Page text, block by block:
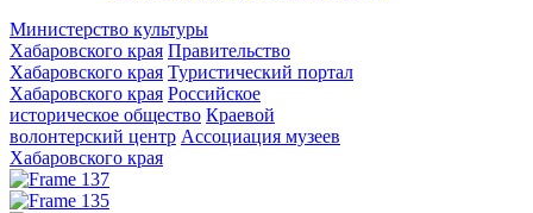
Министерство культуры
Хабаровского края Правительство
Хабаровского края Туристический портал
Хабаровского края Российское
историческое общество Краевой
волонтерский центр Ассоциация музеев
Хабаровского края